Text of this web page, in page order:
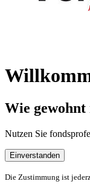
Wie
Nutzen Sie
Einverstanden
Die Zustimmung ist